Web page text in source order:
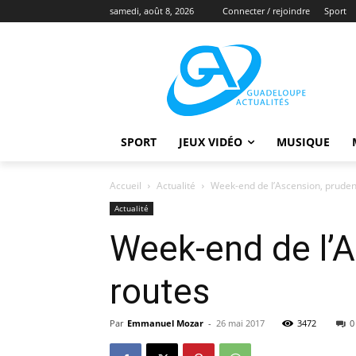
samedi, août 8, 2026 Connecter / rejoindre Sport
SPORT JEUX VIDÉO MUSIQUE
Accueil Actualité Week-end de l’Ascension,
Actualité
Week-end de
routes
Par Emmanuel Mozar - 26 mai 2017 3472 0